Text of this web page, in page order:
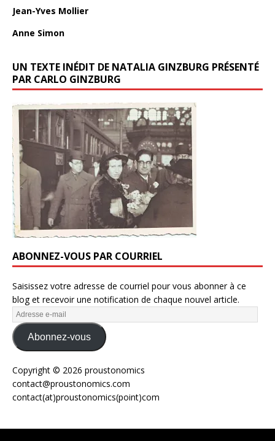
Jean-Yves Mollier
Anne Simon
UN TEXTE INÉDIT DE NATALIA GINZBURG PRÉSENTÉ
PAR CARLO GINZBURG
ABONNEZ-VOUS PAR COURRIEL
Saisissez votre adresse de courriel pour vous abonner à ce
blog et recevoir une notification de chaque nouvel article.
Abonnez-vous
Copyright © 2026 proustonomics
contact@proustonomics.com
contact(at)proustonomics(point)com